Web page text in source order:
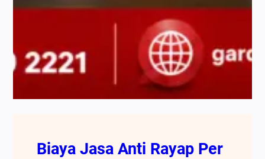
Biaya Jasa Anti Rayap Per